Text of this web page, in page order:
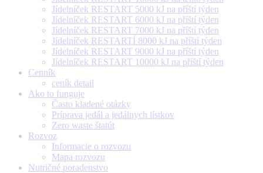
Jídelníček RESTART 5000 kJ na příští týden
Jídelníček RESTART 6000 kJ na příští týden
Jídelníček RESTART 7000 kJ na příští týden
Jídelníček RESTARTÍ 8000 kJ na příští týden
Jídelníček RESTART 9000 kJ na příští týden
Jídelníček RESTART 10000 kJ na příští týden
Cenník
ceník detail
Ako to funguje
Často kladené otázky
Príprava jedál a jedálnych lístkov
Zero waste štatút
Rozvoz
Informacie o rozvozu
Mapa rozvozu
Nutričné poradenstvo